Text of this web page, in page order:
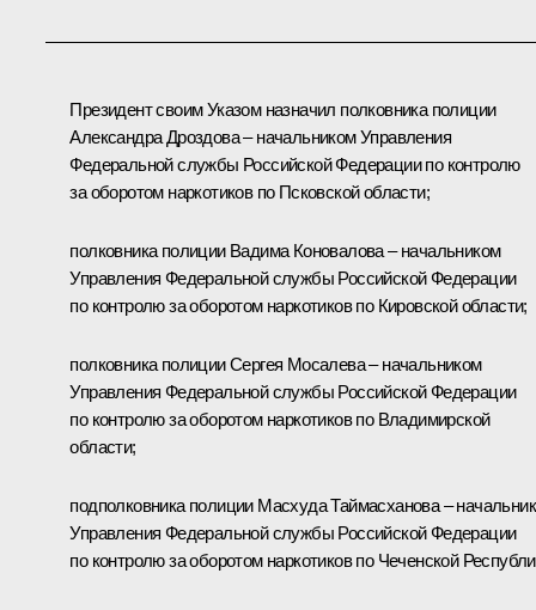
Президент своим Указом назначил полковника полиции
Александра Дроздова – начальником Управления
Федеральной службы Российской Федерации по контролю
за оборотом наркотиков по Псковской области;
полковника полиции Вадима Коновалова – начальником
Управления Федеральной службы Российской Федерации
по контролю за оборотом наркотиков по Кировской области;
полковника полиции Сергея Мосалева – начальником
Управления Федеральной службы Российской Федерации
по контролю за оборотом наркотиков по Владимирской
области;
подполковника полиции Масхуда Таймасханова –
Управления Федеральной службы Российской Федерации
по контролю за оборотом наркотиков по Чеченской